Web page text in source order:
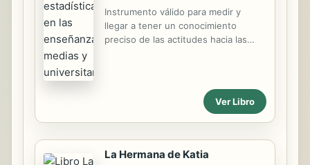
Instrumento válido para medir y
llegar a tener un conocimiento
preciso de las actitudes hacia las
importancia en la educación. También
ofrece técnicas y métodos para
mejorar la ansiedad hacia esta
Ver Libro
La Hermana de Katia